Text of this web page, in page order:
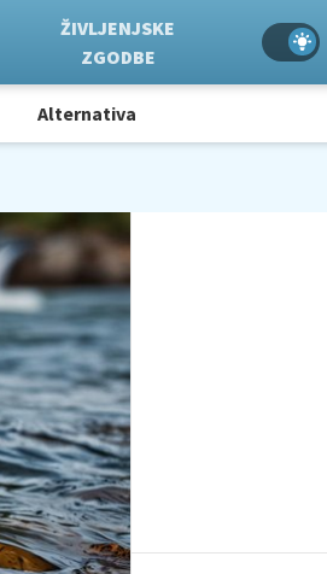
ŽIVLJENJSKE
ZGODBE
Alternativa